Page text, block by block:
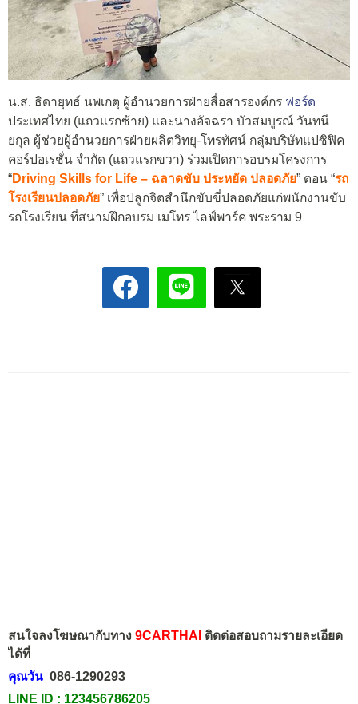
น.ส. ธิดายุทธ์ นพเกตุ ผู้อำนวยการฝ่ายสื่อสารองค์กร ฟอร์ด
ประเทศไทย (แถวแรกซ้าย) และนางอัจฉรา บัวสมบูรณ์ วันทนี
ยกุล ผู้ช่วยผู้อำนวยการฝ่ายผลิตวิทยุ-โทรทัศน์ กลุ่มบริษัทแปซิฟิค
คอร์ปอเรชั่น จำกัด (แถวแรกขวา) ร่วมเปิดการอบรมโครงการ
“Driving Skills for Life – ฉลาดขับ ประหยัด ปลอดภัย” ตอน “รถ
โรงเรียนปลอดภัย” เพื่อปลูกจิตสำนึกขับขี่ปลอดภัยแก่พนักงานขับ
รถโรงเรียน ที่สนามฝึกอบรม เมโทร ไลฟ์พาร์ค พระราม 9
สนใจลงโฆษณากับทาง 9CARTHAI ติดต่อสอบถามรายละเอียด
ได้ที่
คุณวัน 086-1290293
LINE ID : 123456786205